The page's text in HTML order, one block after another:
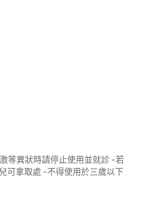
等異狀時請停止使用並就診 -若
可拿取處 -不得使用於三歲以下